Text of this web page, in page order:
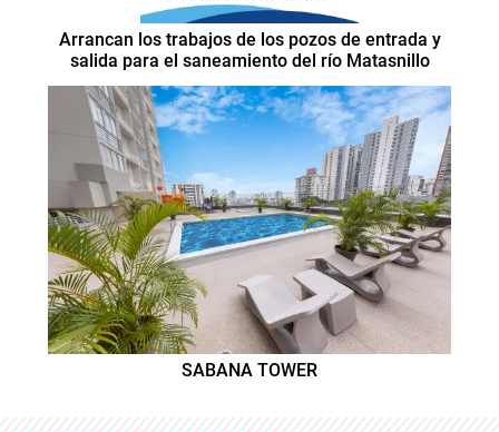
Arrancan los trabajos de los pozos de entrada y
salida para el saneamiento del río Matasnillo
SABANA TOWER